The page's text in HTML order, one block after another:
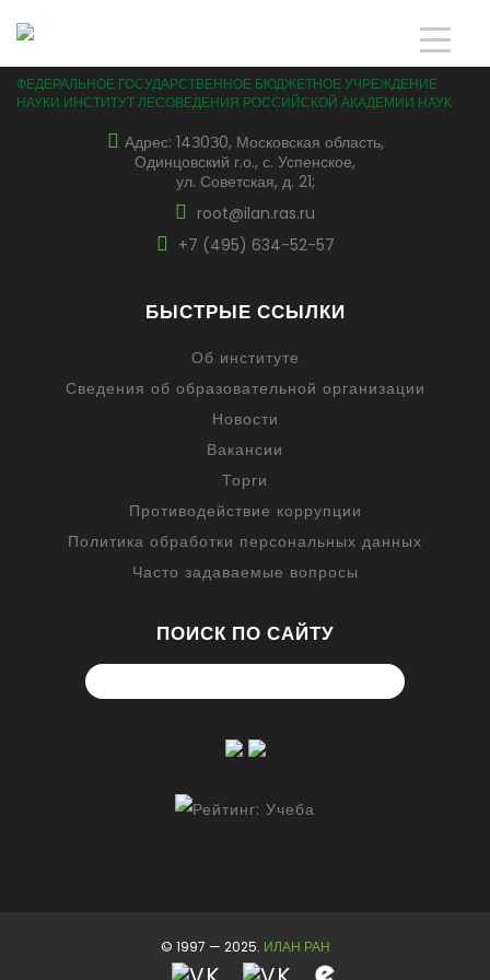
ФЕДЕРАЛЬНОЕ ГОСУДАРСТВЕННОЕ БЮДЖЕТНОЕ УЧРЕЖДЕНИЕ
НАУКИ ИНСТИТУТ ЛЕСОВЕДЕНИЯ РОССИЙСКОЙ АКАДЕМИИ НАУК
Адрес: 14З0З0, Московская область,
Одинцовский г.о., с. Успенское,
ул. Советская, д. 21;
root@ilan.ras.ru
+7 (495) 634-52-57
БЫСТРЫЕ ССЫЛКИ
Об институте
Сведения об образовательной организации
Новости
Вакансии
Торги
Противодействие коррупции
Политика обработки персональных данных
Часто задаваемые вопросы
ПОИСК ПО САЙТУ
© 1997 — 2025. ИЛАН РАН